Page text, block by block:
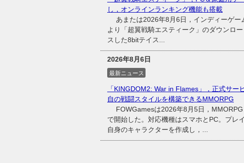
し，オンラインランキング機能も搭載
あまたは2026年8月6日，インディーゲー
より「超翼戦騎エスティーク」のダウンロ
スした8bitテイス...
2026年8月6日
最新ニュース
「KINGDOM2: War in Flames」，正式サ
自の戦闘スタイルを構築できるMMORPG
FOWGamesは2026年8月5日，MMORPG
で開始した。対応機種はスマホとPC。プレ
自身のキャラクターを作成し，...